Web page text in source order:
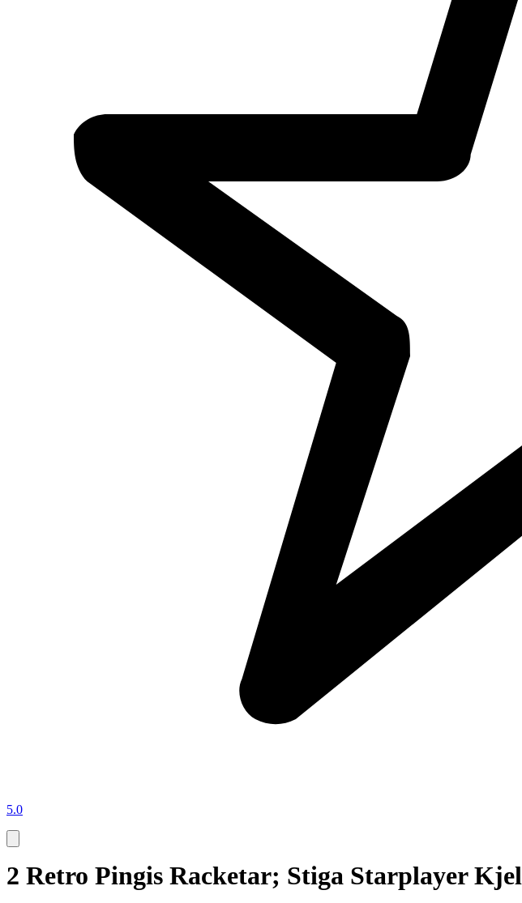
5.0
2 Retro Pingis Racketar; Stiga Starplayer